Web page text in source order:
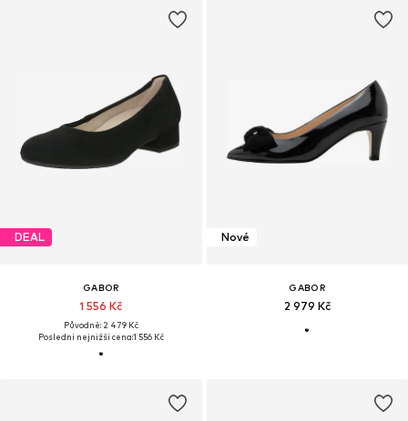
DEAL
GABOR
1 556 Kč
Původně: 2 479 Kč
Poslední nejnižší cena:1 556 Kč
Nové
GABOR
2 979 Kč